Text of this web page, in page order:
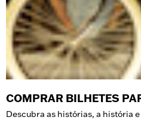
COMPRAR BILHETES
Descubra as histórias, a história